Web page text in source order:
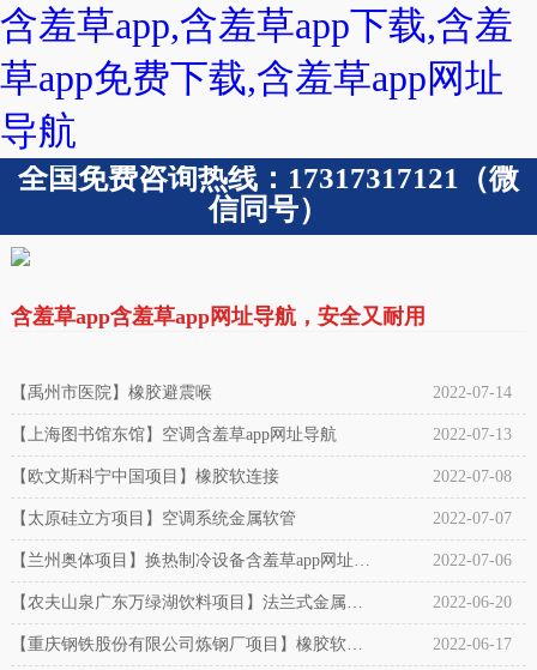
含羞草app,含羞草app下载,含羞
草app免费下载,含羞草app网址
导航
全国免费咨询热线：17317317121（微
信同号）
含羞草app含羞草app网址导航，安全又耐用
【禹州市医院】橡胶避震喉 2022-07-14
【上海图书馆东馆】空调含羞草app网址导航 2022-07-13
【欧文斯科宁中国项目】橡胶软连接 2022-07-08
【太原硅立方项目】空调系统金属软管 2022-07-07
【兰州奥体项目】换热制冷设备含羞草app网址导
航
2022-07-06
【农夫山泉广东万绿湖饮料项目】法兰式金属软
管
2022-06-20
【重庆钢铁股份有限公司炼钢厂项目】橡胶软连 2022-06-17